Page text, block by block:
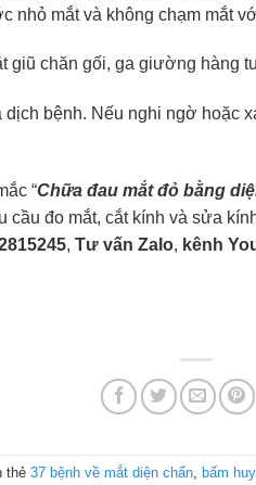
nhỏ mắt và không chạm mắt
giũ chăn gối, ga giường hàng
bệnh. Nếu nghi ngờ hoặc
“Chữa đau mắt đỏ bằng
cầu đo mắt, cắt kính và sửa
, Tư vấn Zalo, kênh
thẻ 37 bệnh về mắt diện chẩn, bấm